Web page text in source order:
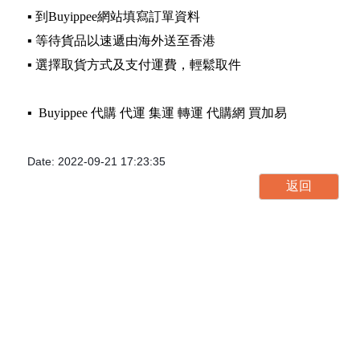
▪️ 到Buyippee網站填寫訂單資料
▪️ 等待貨品以速遞由海外送至香港
▪️ 選擇取貨方式及支付運費，輕鬆取件
▪️ Buyippee 代購 代運 集運 轉運 代購網 買加易
Date: 2022-09-21 17:23:35